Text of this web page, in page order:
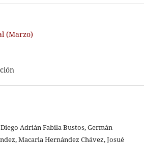
(Marzo)
Adrián Fabila Bustos, Germán
Macaria Hernández Chávez, Josué